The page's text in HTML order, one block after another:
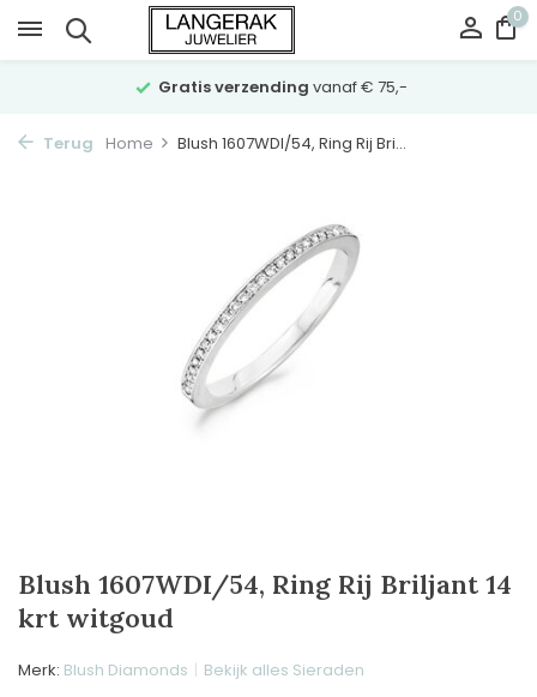
0
Gratis verzending vanaf € 75,-
Terug Home Blush 1607WDI/54, Ring Rij Bri...
Blush 1607WDI/54, Ring Rij Briljant 14
krt witgoud
Merk: Blush Diamonds Bekijk alles Sieraden